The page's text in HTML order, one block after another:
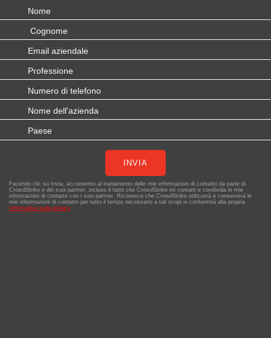
INVIA
Facendo clic su Invia, acconsento al trattamento delle mie informazioni di contatto da parte di
CrowdStrike e dei suoi partner, incluso il fatto che CrowdStrike mi contatti e condivida le mie
informazioni di contatto con i suoi partner. Riconosco che CrowdStrike utilizzerà e conserverà le
mie informazioni di contatto per tutto il tempo necessario a tali scopi in conformità alla propria
Informativa sulla privacy